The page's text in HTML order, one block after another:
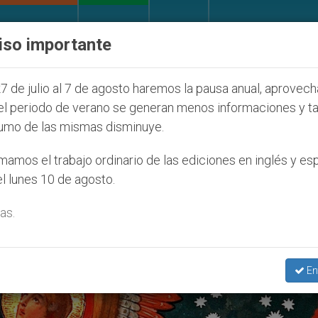
de colonos judíos que afecta a cristianos (y no
23 Del Tiempo Ordinario’
importante
de julio al 7 de agosto haremos la pausa anual,
periodo de verano se generan menos informaciones y
de las mismas disminuye.
el trabajo ordinario de las ediciones en inglés y
lunes 10 de agosto.